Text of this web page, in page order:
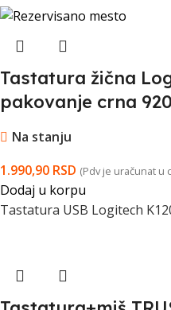
Tastatura žična
pakovanje crna
Na stanju
1.990,90 RSD (Pdv je uračunat u
Dodaj u korpu
Tastatura USB Logitech